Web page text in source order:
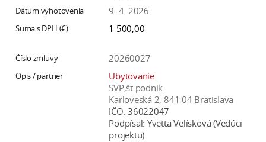
9. 4. 2026
1 500,00
20260027
Ubytovanie
SVP,št.podnik
Karloveská 2, 841 04 Bratislava
IČO: 36022047
Podpísal: Yvetta Velísková (Vedúci
projektu)